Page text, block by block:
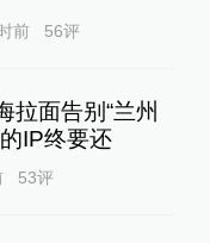
前 56评
拉面告别“兰州
IP终要还
53评